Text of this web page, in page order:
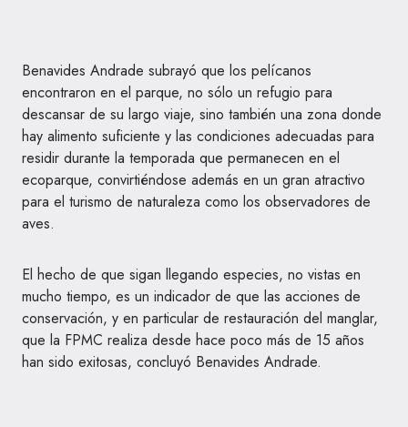
Benavides Andrade subrayó que los pelícanos
encontraron en el parque, no sólo un refugio para
descansar de su largo viaje, sino también una zona donde
hay alimento suficiente y las condiciones adecuadas para
residir durante la temporada que permanecen en el
ecoparque, convirtiéndose además en un gran atractivo
para el turismo de naturaleza como los observadores de
aves.
El hecho de que sigan llegando especies, no vistas en
mucho tiempo, es un indicador de que las acciones de
conservación, y en particular de restauración del manglar,
que la FPMC realiza desde hace poco más de 15 años
han sido exitosas, concluyó Benavides Andrade.